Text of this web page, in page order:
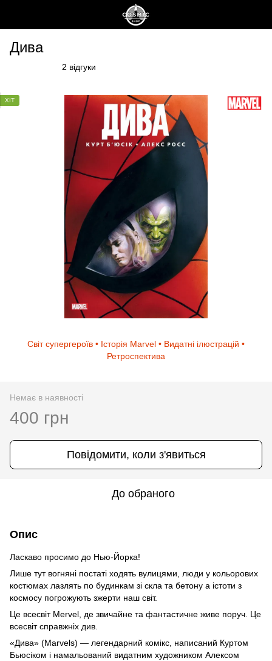
Дива
2 відгуки
ХІТ
Світ супергероїв • Історія Marvel • Видатні ілюстрацій •
Ретроспектива
Немає в наявності
400 грн
Повідомити, коли з'явиться
До обраного
Опис
Ласкаво просимо до Нью-Йорка!
Лише тут вогняні постаті ходять вулицями, люди у кольорових
костюмах лазлять по будинкам зі скла та бетону а істоти з
космосу погрожують зжерти наш світ.
Це всесвіт Mervel, де звичайне та фантастичне живе поруч. Це
всесвіт справжніх див.
«Дива» (Marvels) — легендарний комікс, написаний Куртом
Бьюсіком і намальований видатним художником Алексом